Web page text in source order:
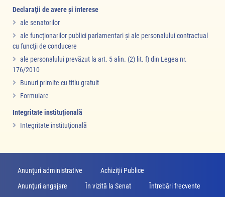
Declaraţii de avere şi interese
ale senatorilor
ale funcţionarilor publici parlamentari şi ale personalului contractual
cu funcţii de conducere
ale personalului prevăzut la art. 5 alin. (2) lit. f) din Legea nr.
176/2010
Bunuri primite cu titlu gratuit
Formulare
Integritate instituţională
Integritate instituţională
Anunțuri administrative
Achiziții Publice
Anunţuri angajare
În vizită la Senat Întrebări frecvente